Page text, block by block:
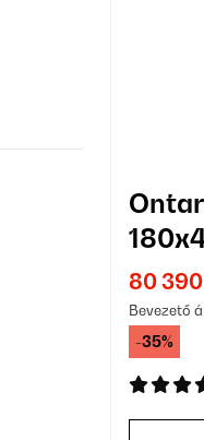
1364
80
Bevezető
-35%